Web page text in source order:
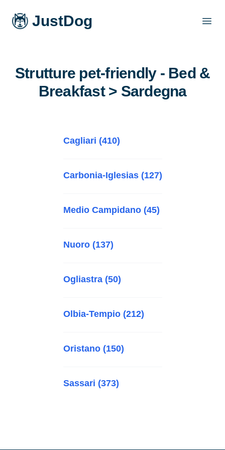
JustDog
Strutture pet-friendly - Bed &
Breakfast > Sardegna
Cagliari (410)
Carbonia-Iglesias (127)
Medio Campidano (45)
Nuoro (137)
Ogliastra (50)
Olbia-Tempio (212)
Oristano (150)
Sassari (373)